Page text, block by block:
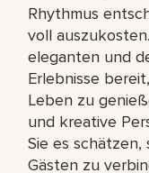
Rhythmus
voll
eleganten und
Erlebnisse
Leben zu
und kreative
Sie es schätzen,
Gästen zu